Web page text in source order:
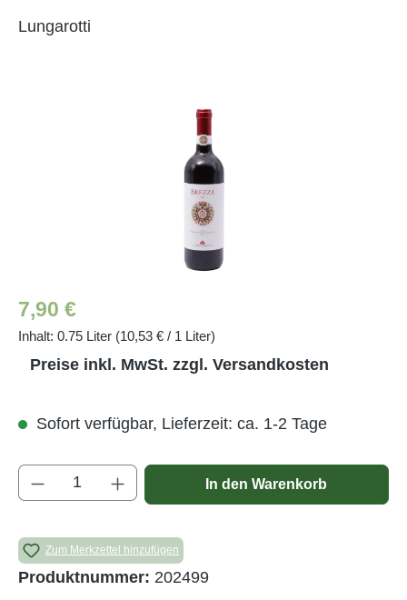
Lungarotti
Regulärer Preis:
7,90 €
Inhalt: 0.75 Liter (10,53 € / 1 Liter)
Preise inkl. MwSt. zzgl. Versandkosten
Sofort verfügbar, Lieferzeit: ca. 1-2 Tage
Produkt Anzahl: Gib den gewünschten
In den Warenkorb
Zum Merkzettel hinzufügen
Produktnummer: 202499